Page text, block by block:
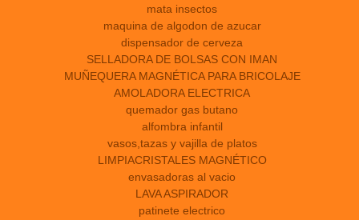
mata insectos
maquina de algodon de azucar
dispensador de cerveza
SELLADORA DE BOLSAS CON IMAN
MUÑEQUERA MAGNÉTICA PARA BRICOLAJE
AMOLADORA ELECTRICA
quemador gas butano
alfombra infantil
vasos,tazas y vajilla de platos
LIMPIACRISTALES MAGNÉTICO
envasadoras al vacio
LAVA ASPIRADOR
patinete electrico